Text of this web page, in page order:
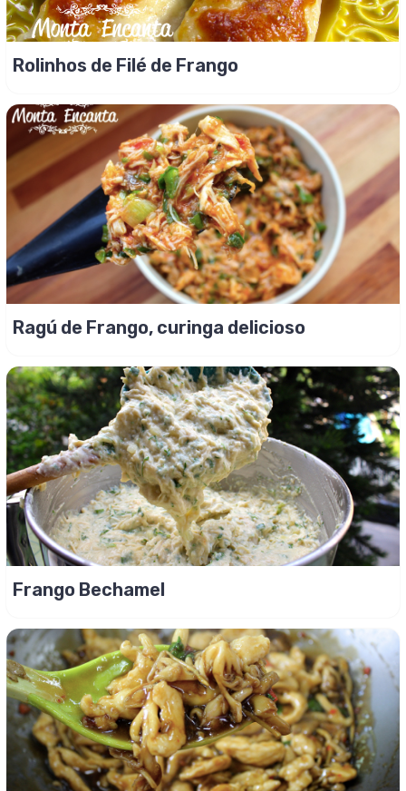
Rolinhos de Filé de Frango
Ragú de Frango, curinga delicioso
Frango Bechamel